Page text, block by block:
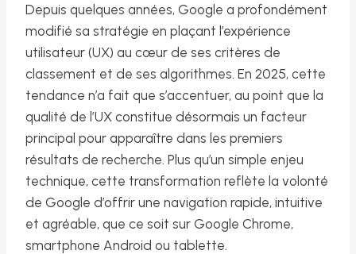
Depuis quelques années, Google a profondément
modifié sa stratégie en plaçant l’expérience
utilisateur (UX) au cœur de ses critères de
classement et de ses algorithmes. En 2025, cette
tendance n’a fait que s’accentuer, au point que la
qualité de l’UX constitue désormais un facteur
principal pour apparaître dans les premiers
résultats de recherche. Plus qu’un simple enjeu
technique, cette transformation reflète la volonté
de Google d’offrir une navigation rapide, intuitive
et agréable, que ce soit sur Google Chrome,
smartphone Android ou tablette.